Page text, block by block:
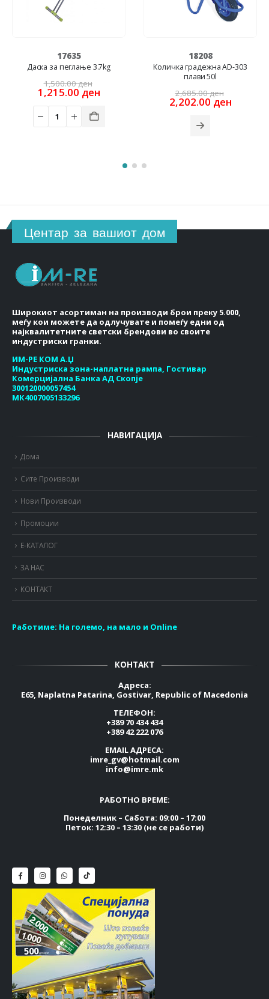
ден.
17635
Даска за пеглање 3.7kg
1,500.00ден
price
1,500.00 ден.
1,215.00 денCurrent
18208
Количка градежна AD-303
плави 50l
2,685.00ден
price
2,202.00 денCurrent
Центар за вашиот дом
Широкиот асортиман на производи брои преку 5.000,
меѓу кои можете да одлучувате и помеѓу едни од
најквалитетните светски брендови во своите
индустриски гранки.
ИМ-РЕ КОМ А.Џ
Индустриска зона-наплатна рампа, Гостивар
Комерцијална Банка АД Скопје
300120000057454
МК4007005133296
НАВИГАЦИЈА
Дома
Сите Производи
Нови Производи
Промоции
Е-КАТАЛОГ
ЗА НАС
КОНТАКТ
Работиме: На големо, на мало и Online
КОНТАКТ
Адреса:
E65, Naplatna Patarina, Gostivar, Republic of Macedonia
ТЕЛЕФОН:
+389 70 434 434
+389 42 222 076
EMAIL АДРЕСА:
imre_gv@hotmail.com
info@imre.mk
РАБОТНО ВРЕМЕ:
Понеделник – Сабота: 09:00 – 17:00
Петок: 12:30 – 13:30 (не се работи)